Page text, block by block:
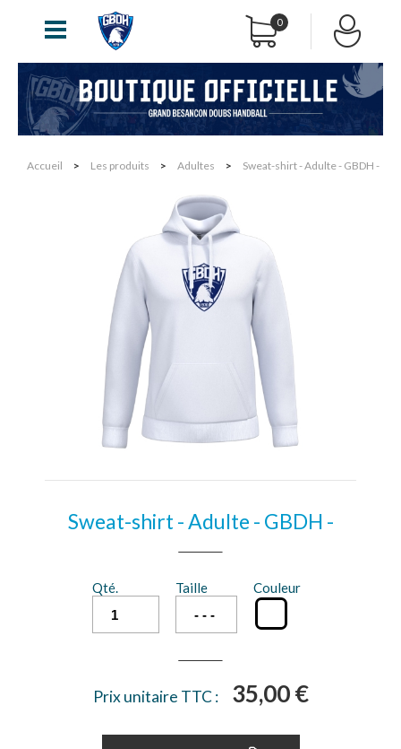
0
Accueil > Les produits > Adultes > Sweat-shirt - Adulte - GBDH -
Sweat-shirt - Adulte - GBDH -
Qté. Taille Couleur
Prix unitaire TTC : 35,00 €